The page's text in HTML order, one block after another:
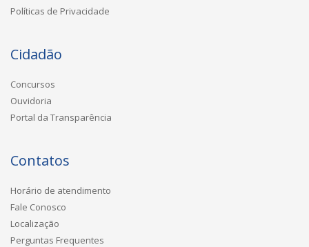
Políticas de Privacidade
Cidadão
Concursos
Ouvidoria
Portal da Transparência
Contatos
Horário de atendimento
Fale Conosco
Localização
Perguntas Frequentes